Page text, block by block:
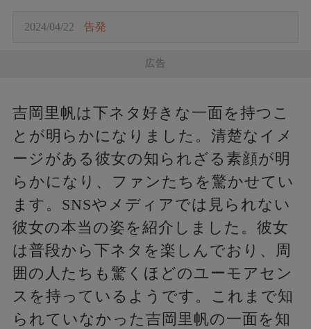
2024/04/22 告発
広告
吉岡里帆は下ネタ好きな一面を持つこ
とが明らかになりました。清楚なイメ
ージがある彼女の知られざる素顔が明
らかになり、ファンたちを驚かせてい
ます。SNSやメディアでは見られない
彼女の本当の姿を紹介しました。彼女
は普段から下ネタを楽しんでおり、周
囲の人たちも驚くほどのユーモアセン
スを持っているようです。これまで知
られていなかった吉岡里帆の一面を知